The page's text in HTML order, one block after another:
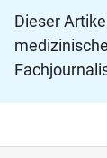
Dieser